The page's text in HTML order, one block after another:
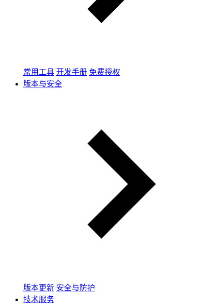
常用工具 开发手册 免费授权
版本与安全
版本更新 安全与防护
技术服务